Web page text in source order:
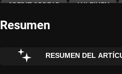
CREDIT SPREAD ANLEIHEN
INVESTMENT GRADE
Resumen
RESUMEN DEL